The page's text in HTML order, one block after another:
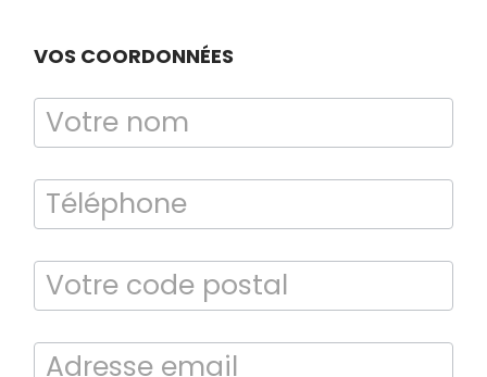
Bilan énergétique
DPE
VOS COORDONNÉES